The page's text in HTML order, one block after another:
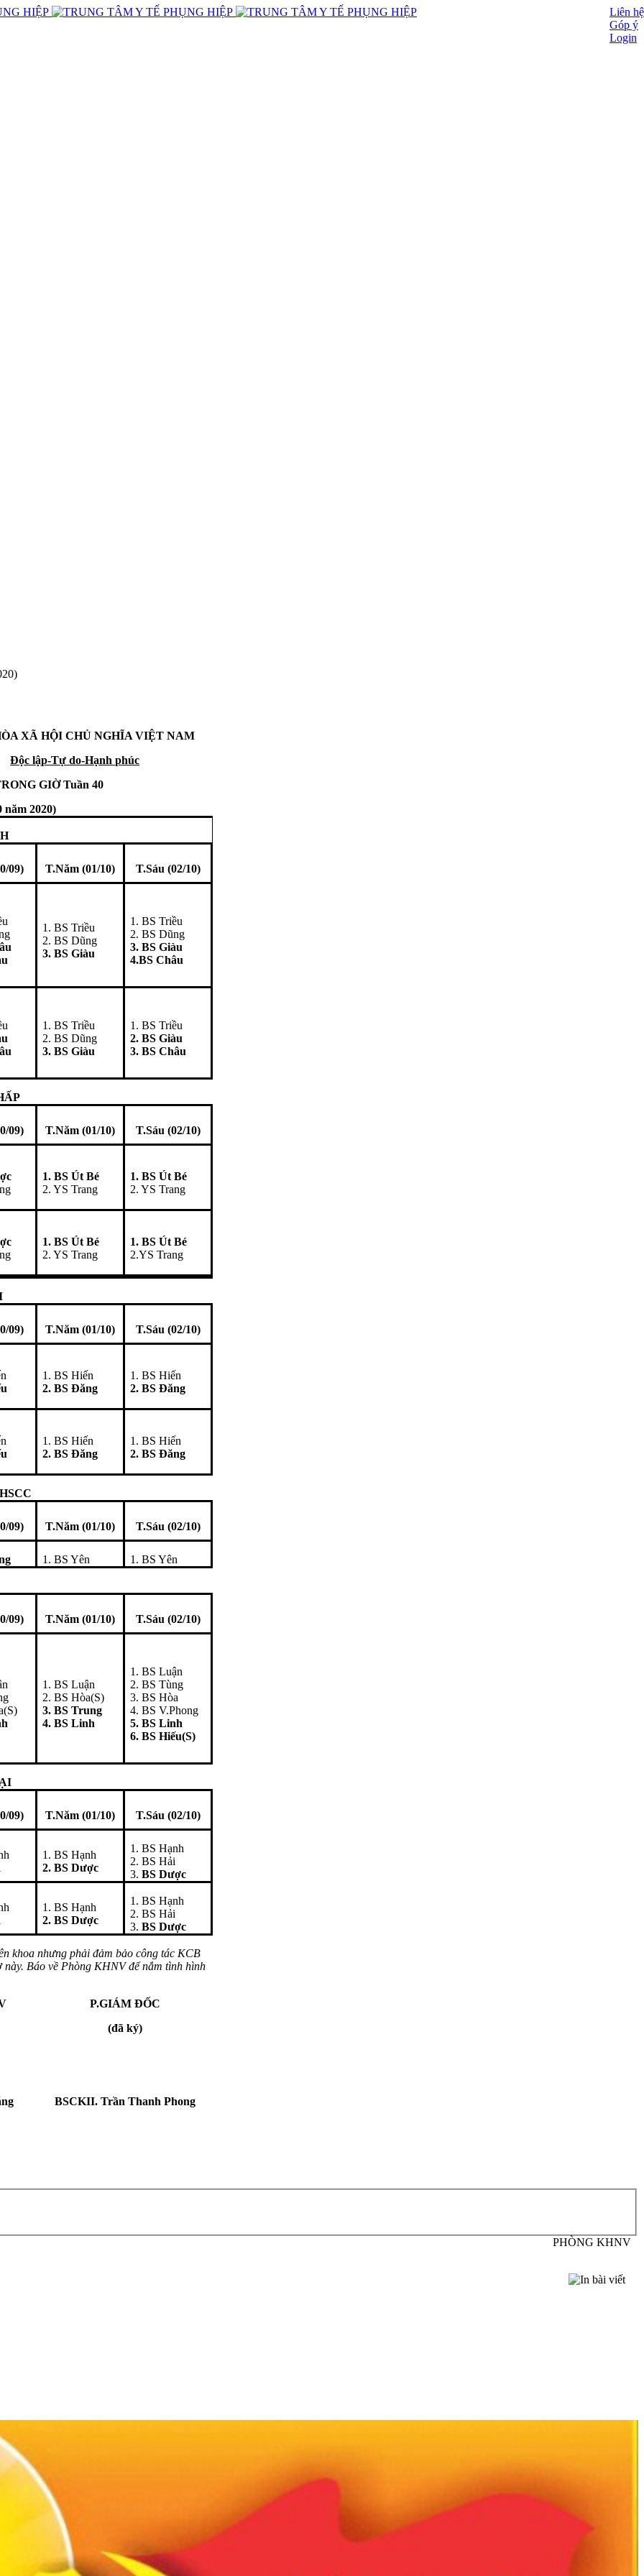
Liên hệ
Góp ý
Login
XÃ HỘI CHỦ NGHĨA VIỆT NAM
Độc lập-Tự do-Hạnh phúc
GIỜ Tuần 40
năm 2020)
09) T.Năm (01/10) T.Sáu (02/10)
1. BS Triều
2. BS Dũng
3. BS Giàu
1. BS Triều
2. BS Dũng
3. BS Giàu
4.BS Châu
1. BS Triều
2. BS Dũng
3. BS Giàu
1. BS Triều
2. BS Giàu
3. BS Châu
09) T.Năm (01/10) T.Sáu (02/10)
1. BS Út Bé
2. YS Trang
1. BS Út Bé
2. YS Trang
1. BS Út Bé
2. YS Trang
1. BS Út Bé
2.YS Trang
09) T.Năm (01/10) T.Sáu (02/10)
1. BS Hiến
2. BS Đăng
1. BS Hiến
2. BS Đăng
1. BS Hiến
2. BS Đăng
1. BS Hiến
2. BS Đăng
09) T.Năm (01/10) T.Sáu (02/10)
1. BS Yên 1. BS Yên
09) T.Năm (01/10) T.Sáu (02/10)
1. BS Luận
2. BS Hòa(S)
3. BS Trung
4. BS Linh
1. BS Luận
2. BS Tùng
3. BS Hòa
4. BS V.Phong
5. BS Linh
6. BS Hiếu(S)
09) T.Năm (01/10) T.Sáu (02/10)
1. BS Hạnh
2. BS Dược
1. BS Hạnh
2. BS Hải
3.BS Dược
1. BS Hạnh
2. BS Dược
1. BS Hạnh
2. BS Hải
3.BS Dược
khoa nhưng phải đảm bảo công tác KCB
Báo về Phòng KHNV để nắm tình hình
P.GIÁM ĐỐC
(đã ký)
BSCKII. Trần Thanh Phong
PHÒNG KHNV